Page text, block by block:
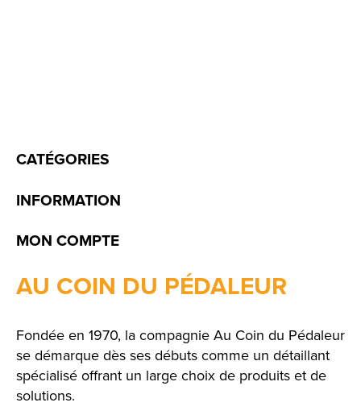
CATÉGORIES
INFORMATION
MON COMPTE
AU COIN DU PÉDALEUR
Fondée en 1970, la compagnie Au Coin du Pédaleur
se démarque dès ses débuts comme un détaillant
spécialisé offrant un large choix de produits et de
solutions.